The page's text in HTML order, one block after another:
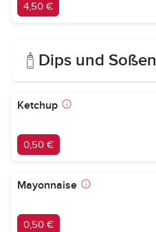
4,50 €
Dips und Soßen
Ketchup
0,50 €
Mayonnaise
0,50 €